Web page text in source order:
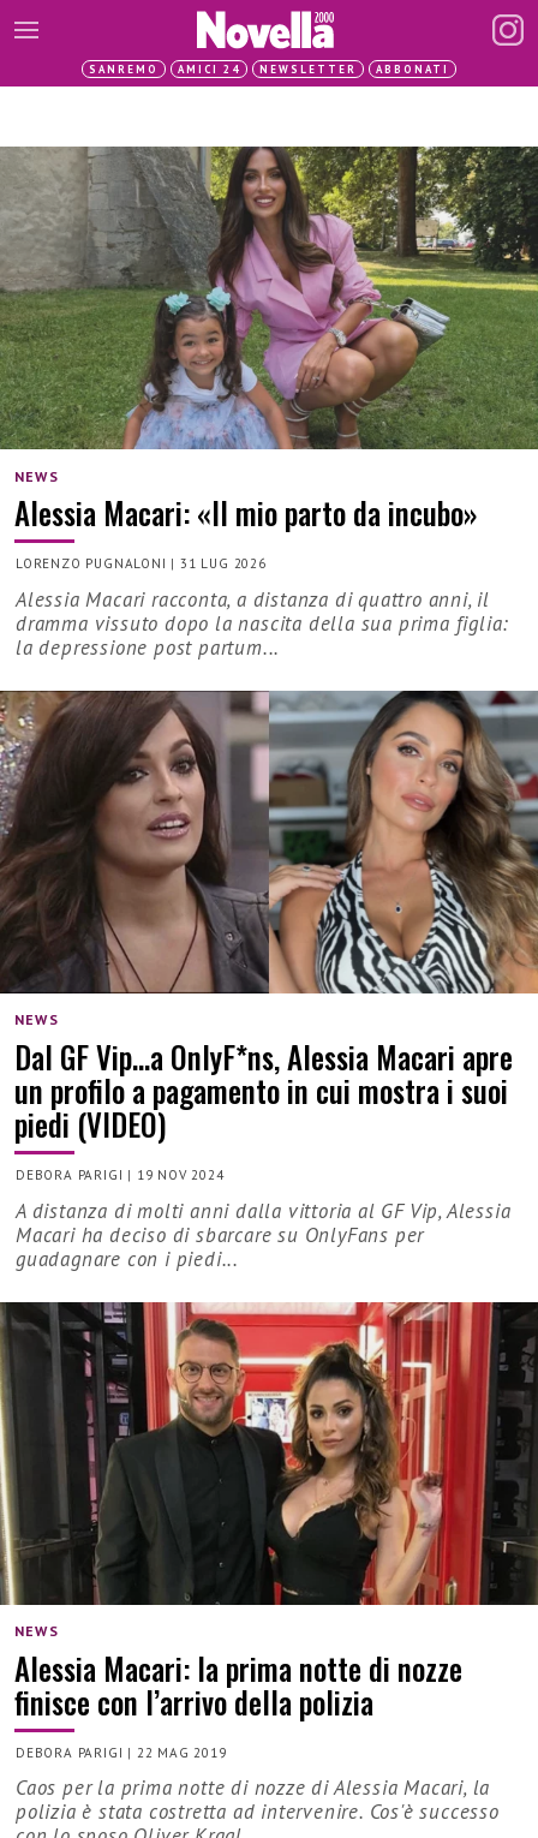
SANREMO AMICI 24 NEWSLETTER ABBONATI
NEWS
Alessia Macari: «Il mio parto da incubo»
LORENZO PUGNALONI |31 LUG 2026
Alessia Macari racconta, a distanza di quattro anni, il
dramma vissuto dopo la nascita della sua prima figlia:
la depressione post partum...
NEWS
Dal GF Vip…a OnlyF*ns, Alessia Macari apre
un profilo a pagamento in cui mostra i suoi
piedi (VIDEO)
DEBORA PARIGI | 19 NOV 2024
A distanza di molti anni dalla vittoria al GF Vip, Alessia
Macari ha deciso di sbarcare su OnlyFans per
guadagnare con i piedi...
NEWS
Alessia Macari: la prima notte di nozze
finisce con l’arrivo della polizia
DEBORA PARIGI | 22 MAG 2019
Caos per la prima notte di nozze di Alessia Macari, la
polizia è stata costretta ad intervenire. Cos'è successo